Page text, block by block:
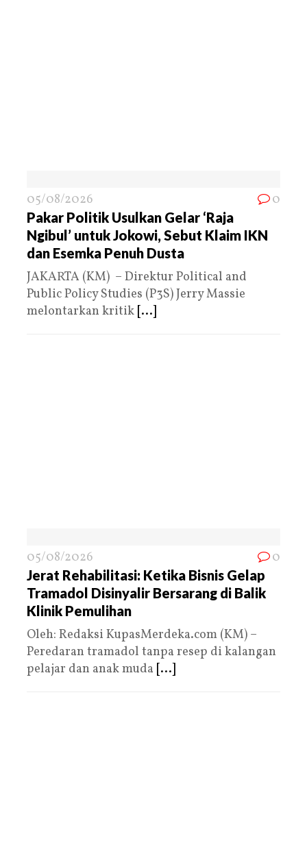
05/08/2026 0
Pakar Politik Usulkan Gelar ‘Raja
Ngibul’ untuk Jokowi, Sebut Klaim IKN
dan Esemka Penuh Dusta
JAKARTA (KM) – Direktur Political and
Public Policy Studies (P3S) Jerry Massie
melontarkan kritik [...]
05/08/2026 0
Jerat Rehabilitasi: Ketika Bisnis Gelap
Tramadol Disinyalir Bersarang di Balik
Klinik Pemulihan
Oleh: Redaksi KupasMerdeka.com (KM) –
Peredaran tramadol tanpa resep di kalangan
pelajar dan anak muda [...]